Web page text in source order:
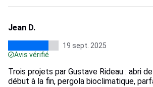
Jean D.
19 sept. 2025
Avis vérifié
Trois projets par Gustave Rideau : abri
début à la fin, pergola bioclimatique,